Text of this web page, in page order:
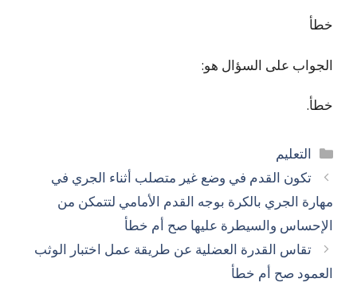
خطأ
الجواب على السؤال هو:
خطأ.
التصنيفات
التعليم
تكون القدم في وضع غير متصلب أثناء الجري في
مهارة الجري بالكرة بوجه القدم الأمامي لتتمكن من
الإحساس والسيطرة عليها صح أم خطأ
تقاس القدرة العضلية عن طريقة عمل اختبار الوثب
العمود صح أم خطأ